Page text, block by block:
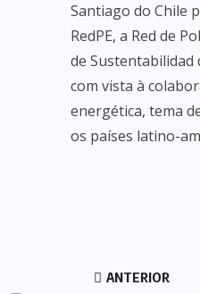
Santiago do Chile
RedPE, a Red de
de Sustentabilidad
com vista à
energética, tema
os países latino-
ANTERIOR